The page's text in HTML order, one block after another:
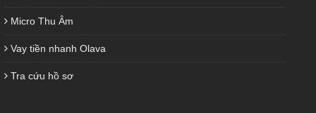
Micro Thu Âm
Vay tiền nhanh Olava
Tra cứu hồ sơ